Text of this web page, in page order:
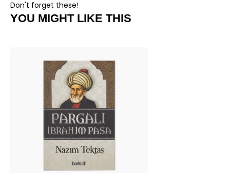
Don't forget these!
YOU MIGHT LIKE THIS